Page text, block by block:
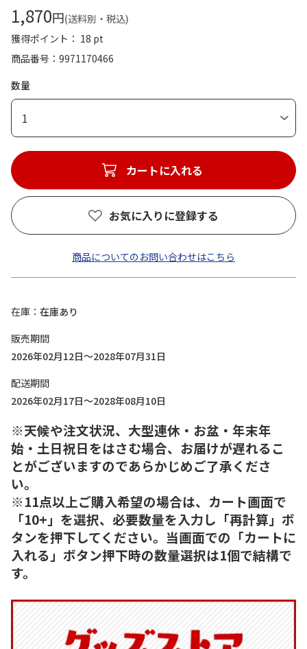
1,870円(送料別・税込)
獲得ポイント： 18 pt
商品番号
9971170466
数量
1
カートに入れる
お気に入りに登録する
商品についてのお問い合わせはこちら
在庫
在庫あり
販売期間
2026年02月12日～2028年07月31日
配送期間
2026年02月17日～2028年08月10日
※天候や注文状況、大型連休・お盆・年末年
始・土日祝日をはさむ場合、お届けが遅れるこ
とがございますのであらかじめご了承くださ
い。
※11点以上ご購入希望の場合は、カート画面で
「10+」を選択、必要数量を入力し「再計算」ボ
タンを押下してください。当画面での「カートに
入れる」ボタン押下時の数量選択は1個で結構で
す。